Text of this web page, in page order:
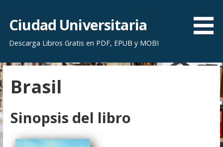
r
a
l
c
o
n
Ciudad Universitaria
Descarga Libros Gratis en PDF, EPUB y MOBI
Brasil
Sinopsis del libro